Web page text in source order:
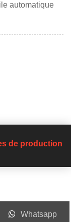
automatique
de production
Whatsapp